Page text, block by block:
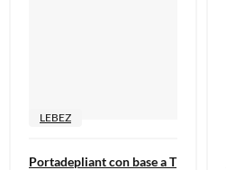
LEBEZ
Portadepliant con base a T